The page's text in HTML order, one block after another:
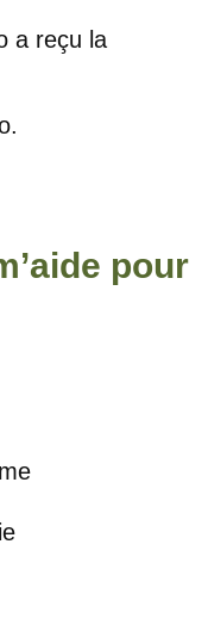
a reçu la
pour